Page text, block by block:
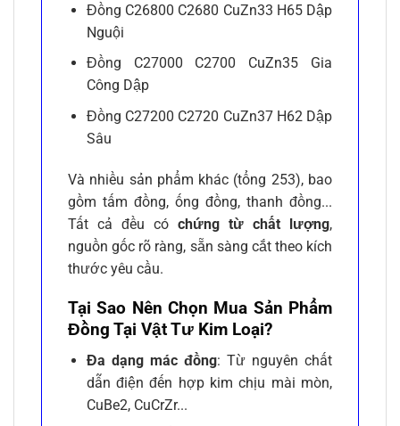
Đồng C26800 C2680 CuZn33 H65 Dập
Nguội
Đồng C27000 C2700 CuZn35 Gia
Công Dập
Đồng C27200 C2720 CuZn37 H62 Dập
Sâu
Và nhiều sản phẩm khác (tổng 253), bao
gồm tấm đồng, ống đồng, thanh đồng...
Tất cả đều có chứng từ chất lượng,
nguồn gốc rõ ràng, sẵn sàng cắt theo kích
thước yêu cầu.
Tại Sao Nên Chọn Mua Sản Phẩm
Đồng Tại Vật Tư Kim Loại?
Đa dạng mác đồng: Từ nguyên chất
dẫn điện đến hợp kim chịu mài mòn,
CuBe2, CuCrZr...